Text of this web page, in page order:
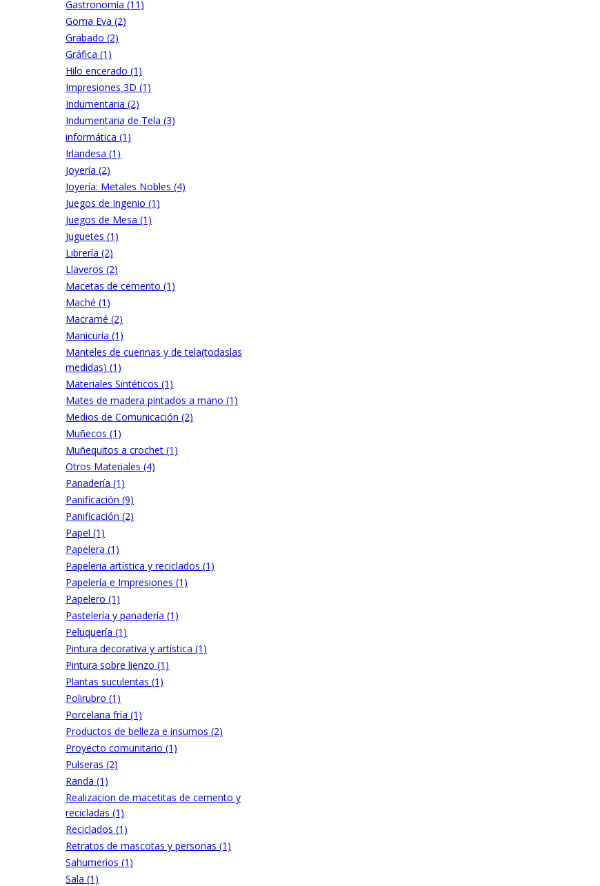
Gastronomía (11)
Goma Eva (2)
Grabado (2)
Gráfica (1)
Hilo encerado (1)
Impresiones 3D (1)
Indumentaria (2)
Indumentaria de Tela (3)
informática (1)
Irlandesa (1)
Joyería (2)
Joyería: Metales Nobles (4)
Juegos de Ingenio (1)
Juegos de Mesa (1)
Juguetes (1)
Librería (2)
Llaveros (2)
Macetas de cemento (1)
Maché (1)
Macramé (2)
Manicuría (1)
Manteles de cuerinas y de tela(todaslas
medidas) (1)
Materiales Sintéticos (1)
Mates de madera pintados a mano (1)
Medios de Comunicación (2)
Muñecos (1)
Muñequitos a crochet (1)
Otros Materiales (4)
Panadería (1)
Panificación (9)
Panificación (2)
Papel (1)
Papelera (1)
Papeleria artística y reciclados (1)
Papelería e Impresiones (1)
Papelero (1)
Pastelería y panadería (1)
Peluquería (1)
Pintura decorativa y artística (1)
Pintura sobre lienzo (1)
Plantas suculentas (1)
Polirubro (1)
Porcelana fría (1)
Productos de belleza e insumos (2)
Proyecto comunitario (1)
Pulseras (2)
Randa (1)
Realizacion de macetitas de cemento y
recicladas (1)
Reciclados (1)
Retratos de mascotas y personas (1)
Sahumerios (1)
Sala (1)